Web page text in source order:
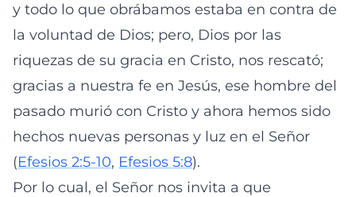
y todo lo que obrábamos estaba en contra de
la voluntad de Dios; pero, Dios por las
riquezas de su gracia en Cristo, nos rescató;
gracias a nuestra fe en Jesús, ese hombre del
pasado murió con Cristo y ahora hemos sido
hechos nuevas personas y luz en el Señor
(Efesios 2:5-10, Efesios 5:8).
Por lo cual, el Señor nos invita a que